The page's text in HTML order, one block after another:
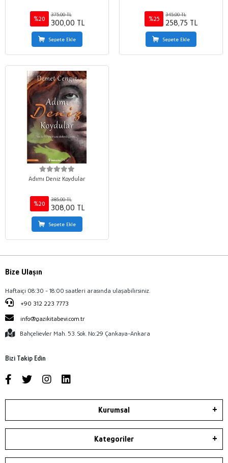
%20
375,00 TL
300,00 TL
Sepete Ekle
%25
345,00 TL
258,75 TL
Sepete Ekle
Adımı Deniz Koydular
%20
385,00 TL
308,00 TL
Sepete Ekle
Bize Ulaşın
Haftaiçi 08:30 - 18:00 saatleri arasında ulaşabilirsiniz.
+90 312 223 7773
info@gazikitabevi.com.tr
Bahçelievler Mah. 53. Sok. No:29 Çankaya-Ankara
Bizi Takip Edin
Kurumsal
Kategoriler